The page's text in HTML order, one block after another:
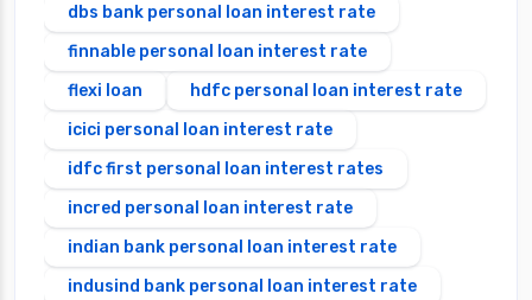
dbs bank personal loan interest rate
finnable personal loan interest rate
flexi loan
hdfc personal loan interest rate
icici personal loan interest rate
idfc first personal loan interest rates
incred personal loan interest rate
indian bank personal loan interest rate
indusind bank personal loan interest rate